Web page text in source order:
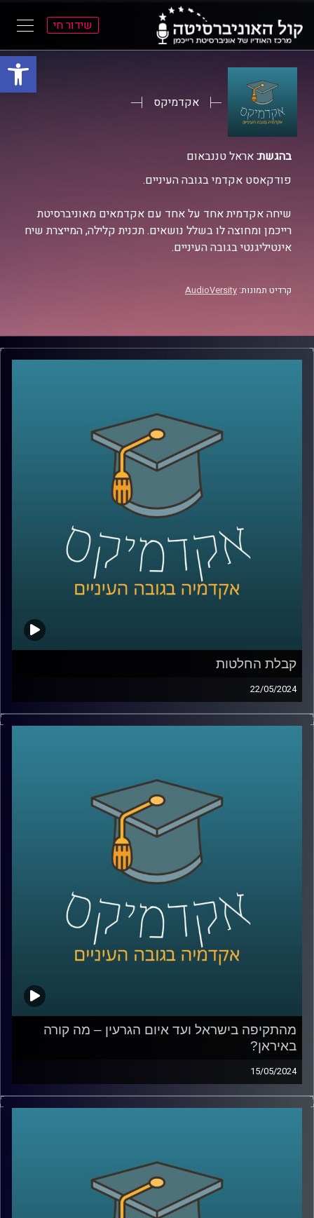
פתח
שידור חי
אקדמיקס
בהגשת:אראל טננבאום
פודקאסט אקדמי בגובה העיניים.
שיחה אקדמית אחד על אחד עם אקדמאים מאוניברסיטת
רייכמן ומחוצה לו בשלל נושאים. תכנית קלילה, המייצרת שיח
אינטיליגנטי בגובה העיניים.
קרדיט תמונות: AudioVersity
קבלת החלטות
22/05/2024
לאחר ה- 7 באוקטובר, התעוררו שאלות רבות לגבי רציונליות
ההחלטות של יחיא סינוואר, מנהיג חמאס בעזה.
בעזה שבה איבד חמאס חלק ניכר מיכולותיו הצבאיות. רבים
סבורים שסינוואר פועל באופן שאינו רציונלי,לעומתם, יש
הטוענים שאמנם הוא פסיכופט, אך הוא מקבל החלטות
מחקר במעבדה לקבלת החלטות ממוחשבות באוניברסיטת
רייכמן מנסה להעריך את מידת הרציונליות בהחלטותיו של
סינוואר ולהבין את השיקולים והתהליכים המובילים להחלטות
אלו, תוך התחשבות במרכיבים פסיכולוגיים ואידאולוגיים.
אז איתנו כאן פרופ׳ אלכס מינץ, פרופ׳ אלכס מינץ, ראש
המעבדה לקבלת החלטות ממוחשבת, אוניברסיטת רייכמן.
מהתקיפה בישראל ועד איום הגרעין – מה קורה
באיראן?
15/05/2024
בליל ה- 14 באפריל, בזמן שאנחנו חיכינו בחרדה למתקפת
הטילים והכטב"מים מאיראן , היו כאלו גם בצד השני שנכנסו
ברשתות החברתיות הופצו תמונות וסרטונים של אנשים שרצים
להצטייד במצרכים ושתייה ואפילו בדלק מחשש לתגובת נגד